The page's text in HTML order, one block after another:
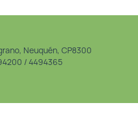
Neuquén, CP8300
/ 4494365